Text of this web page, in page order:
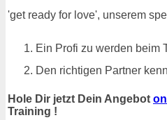
'get ready for love', unserem
Ein Profi zu werden beim
Den richtigen Partner
Hole Dir jetzt Dein Angebot
Training !